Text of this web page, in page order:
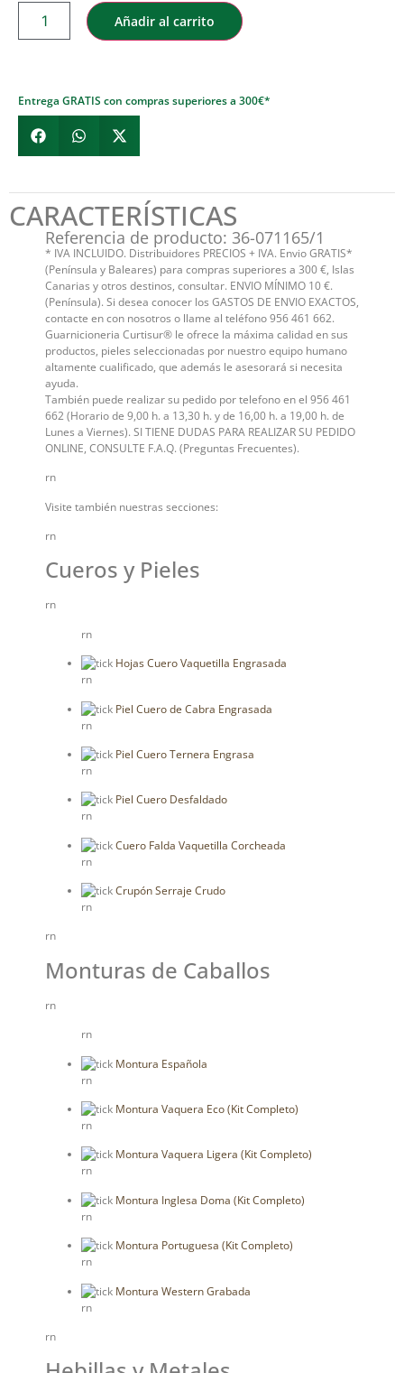
Añadir al carrito
Entrega GRATIS con compras superiores a 300€*
CARACTERÍSTICAS
Referencia de producto: 36-071165/1
* IVA INCLUIDO. Distribuidores PRECIOS + IVA. Envio GRATIS*
(Península y Baleares) para compras superiores a 300 €, Islas
Canarias y otros destinos, consultar. ENVIO MÍNIMO 10 €.
(Península). Si desea conocer los GASTOS DE ENVIO EXACTOS,
contacte en con nosotros o llame al teléfono 956 461 662.
Guarnicioneria Curtisur® le ofrece la máxima calidad en sus
productos, pieles seleccionadas por nuestro equipo humano
altamente cualificado, que además le asesorará si necesita
ayuda.
También puede realizar su pedido por telefono en el 956 461
662 (Horario de 9,00 h. a 13,30 h. y de 16,00 h. a 19,00 h. de
Lunes a Viernes). SI TIENE DUDAS PARA REALIZAR SU PEDIDO
ONLINE, CONSULTE F.A.Q. (Preguntas Frecuentes).
rn
Visite también nuestras secciones:
rn
Cueros y Pieles
rn
rn
Hojas Cuero Vaquetilla Engrasada
rn
Piel Cuero de Cabra Engrasada
rn
Piel Cuero Ternera Engrasa
rn
Piel Cuero Desfaldado
rn
Cuero Falda Vaquetilla Corcheada
rn
Crupón Serraje Crudo
rn
rn
Monturas de Caballos
rn
rn
Montura Española
rn
Montura Vaquera Eco (Kit Completo)
rn
Montura Vaquera Ligera (Kit Completo)
rn
Montura Inglesa Doma (Kit Completo)
rn
Montura Portuguesa (Kit Completo)
rn
Montura Western Grabada
rn
rn